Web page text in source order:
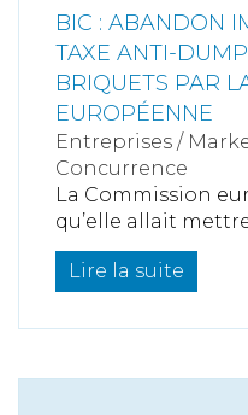
BIC : ABANDON
TAXE ANTI-
BRIQUETS PAR
EUROPÉENNE
Entreprises /
Concurrence
La Commission
qu’elle allait
Lire la suite